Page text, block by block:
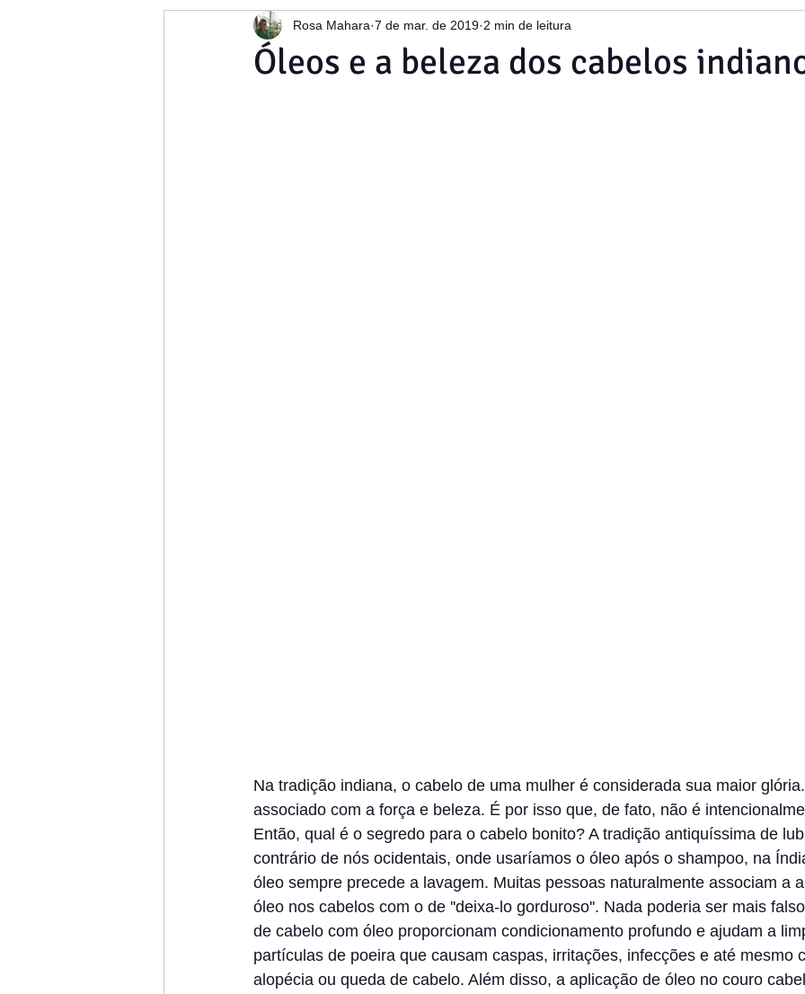
News Letter- Na mesma Concha
Óleos e a beleza dos cabelos
Rosa Mahara 7 de mar. de 2019 2 min de leitura
Na tradição indiana, o cabelo de uma mulher é considerada sua maior
associado com a força e beleza. É por isso que, de fato, não é
Então, qual é o segredo para o cabelo bonito? A tradição antiquíssima de
contrário de nós ocidentais, onde usaríamos o óleo após o shampoo, na
óleo sempre precede a lavagem. Muitas pessoas naturalmente associam a
óleo nos cabelos com o de ''deixa-lo gorduroso''. Nada poderia ser mais
de cabelo com óleo proporcionam condicionamento profundo e ajudam a
partículas de poeira que causam caspas, irritações, infecções e até mesmo
alopécia ou queda de cabelo. Além disso, a aplicação de óleo no couro